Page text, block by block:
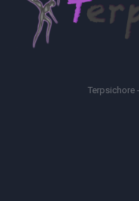
Terpsichore